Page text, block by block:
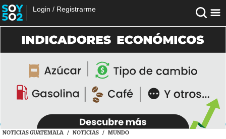
Login / Registrarme
NOTICIAS GUATEMALA / NOTICIAS / MUNDO